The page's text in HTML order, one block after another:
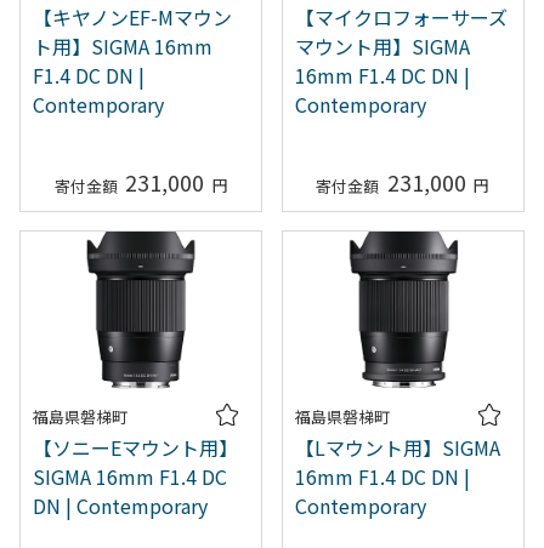
【キヤノンEF-Mマウン
ト用】SIGMA 16mm
F1.4 DC DN |
Contemporary
231,000
【マイクロフォーサーズ
マウント用】SIGMA
16mm F1.4 DC DN |
Contemporary
231,000
福島県磐梯町
【ソニーEマウント用】
SIGMA 16mm F1.4 DC
DN | Contemporary
福島県磐梯町
【Lマウント用】SIGMA
16mm F1.4 DC DN |
Contemporary